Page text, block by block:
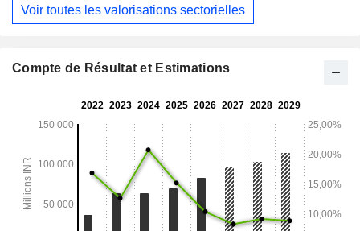
Voir toutes les valorisations sectorielles
Compte de Résultat et Estimations